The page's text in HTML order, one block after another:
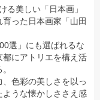
る美しい「日本画」
った日本画家「山田
選」にも選ばれるな
都にアトリエを構え活
色彩の美しさを以っ
うな懐かしささえ感